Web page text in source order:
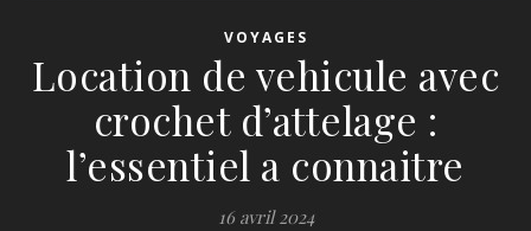
VOYAGES
Location de vehicule avec
crochet d’attelage :
l’essentiel a connaitre
16 avril 2024